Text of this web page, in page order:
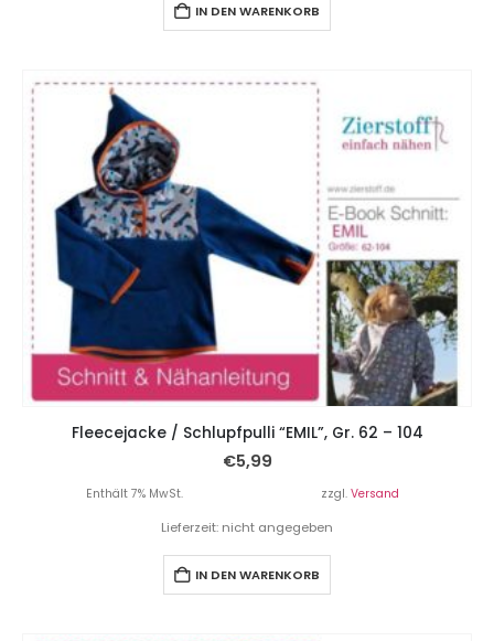
IN DEN WARENKORB
Fleecejacke / Schlupfpulli “EMIL”, Gr. 62 – 104
€5,99
Enthält 7% MwSt. zzgl. Versand
Lieferzeit: nicht angegeben
IN DEN WARENKORB